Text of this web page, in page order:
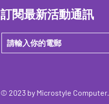
訂閱最新活動通訊
© 2023 by Microstyle Computer.